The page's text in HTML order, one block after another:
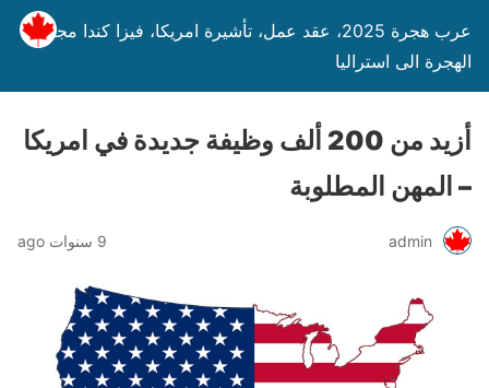
عرب هجرة 2025، عقد عمل، تأشيرة امريكا، فيزا كندا مجانا،
الهجرة الى استراليا
أزيد من 200 ألف وظيفة جديدة في امريكا
– المهن المطلوبة
admin 9 سنوات ago